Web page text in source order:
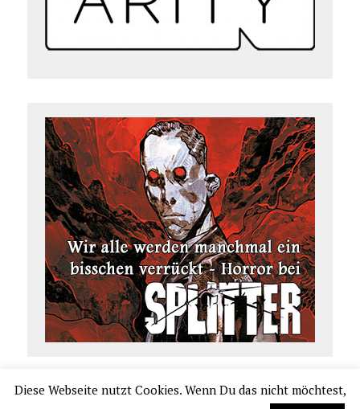
Diese Webseite nutzt Cookies. Wenn Du das nicht möchtest,